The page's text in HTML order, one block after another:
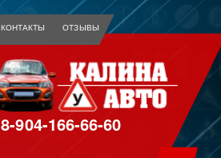
КОНТАКТЫ ОТЗЫВЫ
8-904-166-66-60